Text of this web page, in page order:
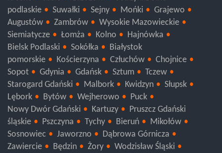
podlaskie
Suwałki Sejny Mońki
Grajewo
Augustów
Zambrów
Wysokie Mazowieckie
Siemiatycze
Łomża Kolno
Hajnówka
Bielsk Podlaski
Sokółka
Białystok
pomorskie
Kościerzyna Człuchów
Chojnice
Sopot
Gdynia Gdańsk Sztum
Tczew
Starogard Gdański
Malbork Kwidzyn
Słupsk
Lębork
Bytów Wejherowo
Puck
Nowy Dwór Gdański
Kartuzy
Pruszcz Gdański
śląskie
Pszczyna Tychy Bieruń
Mikołów
Sosnowiec
Jaworzno
Dąbrowa Górnicza
Zawiercie
Będzin Żory
Wodzisław Śląski